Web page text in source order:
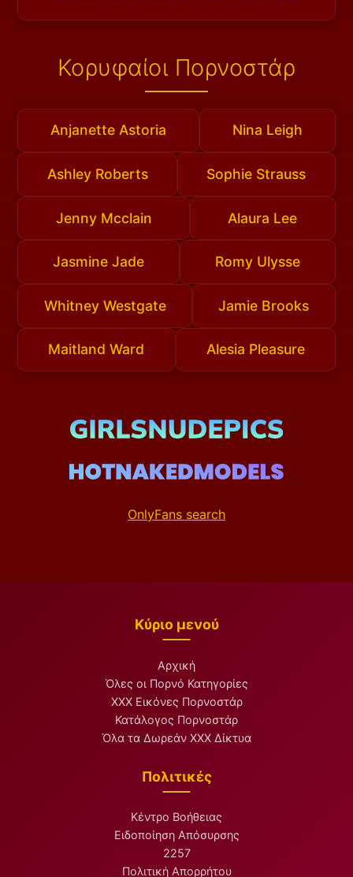
Κορυφαίοι Πορνοστάρ
Anjanette Astoria Nina Leigh
Ashley Roberts Sophie Strauss
Jenny Mcclain Alaura Lee
Jasmine Jade Romy Ulysse
Whitney Westgate Jamie Brooks
Maitland Ward Alesia Pleasure
OnlyFans search
Κύριο μενού
Αρχική
Όλες οι Πορνό Κατηγορίες
XXX Εικόνες Πορνοστάρ
Κατάλογος Πορνοστάρ
Όλα τα Δωρεάν XXX Δίκτυα
Πολιτικές
Κέντρο Βοήθειας
Ειδοποίηση Απόσυρσης
2257
Πολιτική Απορρήτου